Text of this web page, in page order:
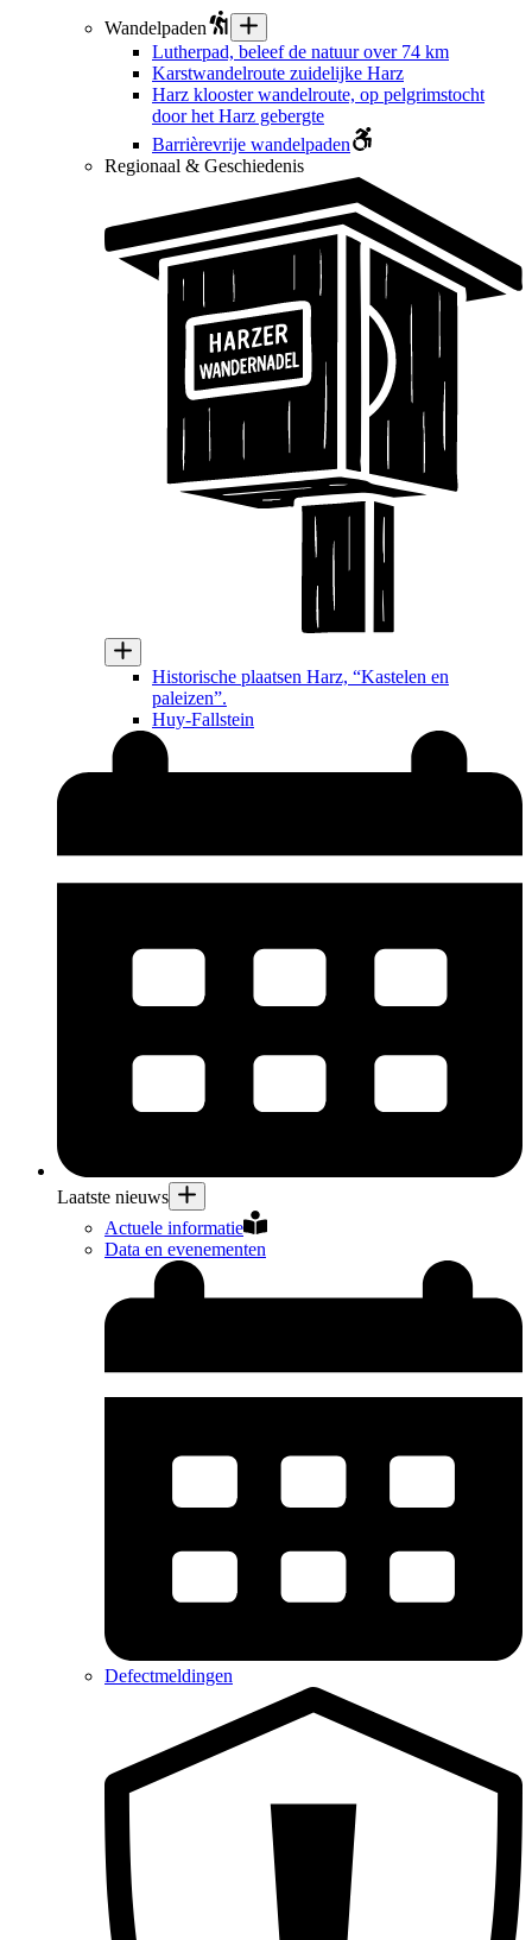
Wandelpaden
Lutherpad, beleef de natuur over 74 km
Karstwandelroute zuidelijke Harz
Harz klooster wandelroute, op pelgrimstocht
door het Harz gebergte
Barrièrevrije wandelpaden
Regionaal & Geschiedenis
Historische plaatsen Harz, “Kastelen en
paleizen”.
Huy-Fallstein
Laatste nieuws
Actuele informatie
Data en evenementen
Defectmeldingen